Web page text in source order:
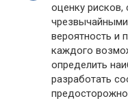
оценку
чрезвычайными
вероятность и
каждого
определить
разработать